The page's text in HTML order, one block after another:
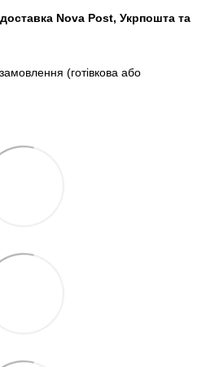
Nova Post, Укрпошта та
(готівкова або